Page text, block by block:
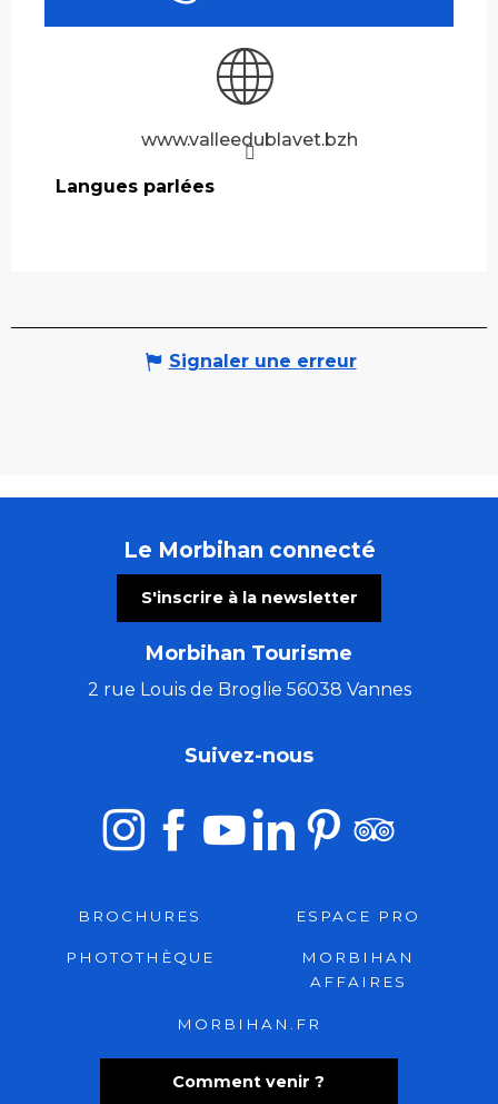
www.valleedublavet.bzh
Langues parlées
Langues parlées
Signaler une erreur
Le Morbihan connecté
S'inscrire à la newsletter
Morbihan Tourisme
2 rue Louis de Broglie 56038 Vannes
Comment venir ?
Suivez-nous
BROCHURES ESPACE PRO
PHOTOTHÈQUE
MORBIHAN
AFFAIRES
MORBIHAN.FR